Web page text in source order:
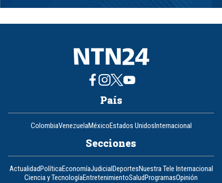
1
8
País
ColombiaVenezuelaMéxicoEstados UnidosInternacional
Secciones
ActualidadPolíticaEconomíaJudicialDeportesNuestra Tele Internacional
Ciencia y TecnologíaEntretenimientoSaludProgramasOpinión